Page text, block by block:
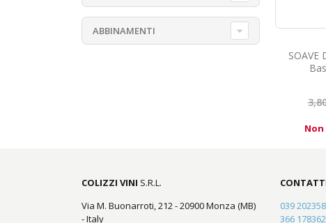
SOAVE
ABBINAMENTI
COLIZZI VINI S.R.L.
Via M. Buonarroti, 212 - 20900 Monza (MB)
- Italy
039
366